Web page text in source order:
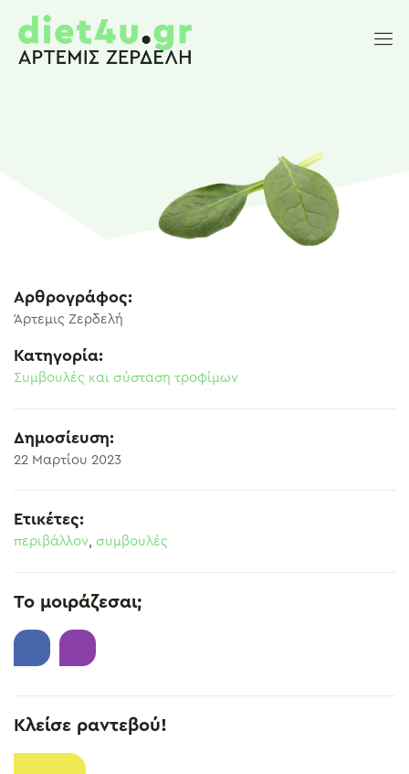
Αρθρογράφος:
Άρτεμις Ζερδελή
Κατηγορία:
Συμβουλές και σύσταση τροφίμων
Δημοσίευση:
22 Μαρτίου 2023
Ετικέτες:
περιβάλλον, συμβουλές
Το μοιράζεσαι;
Κλείσε ραντεβού!